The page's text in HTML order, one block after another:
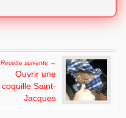
Recette suivante →
Ouvrir une
coquille Saint-
Jacques